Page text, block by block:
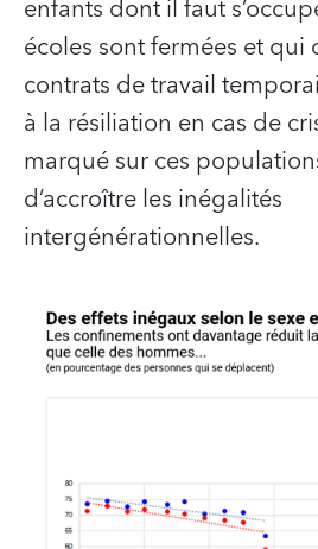
enfants dont il faut
écoles sont fermées et qui
contrats de travail
à la résiliation en cas de
marqué sur ces
d’accroître les inégalités
intergénérationnelles.